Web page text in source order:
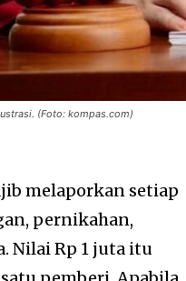
(Foto: kompas.com)
melaporkan setiap
pernikahan,
Nilai Rp 1 juta itu